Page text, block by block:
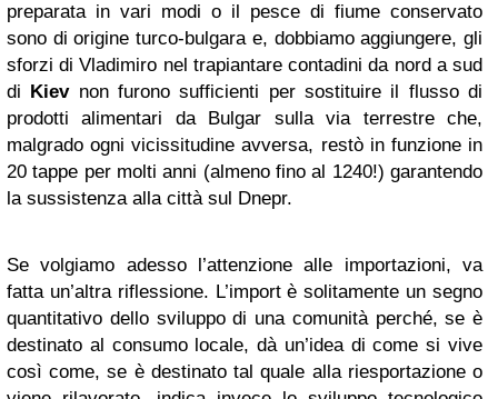
preparata in vari modi o il pesce di fiume conservato
sono di origine turco-bulgara e, dobbiamo aggiungere, gli
sforzi di Vladimiro nel trapiantare contadini da nord a sud
di Kievnon furono sufficienti per sostituire il flusso di
prodotti alimentari da Bulgar sulla via terrestre che,
malgrado ogni vicissitudine avversa, restò in funzione in
20 tappe per molti anni (almeno fino al 1240!) garantendo
la sussistenza alla città sul Dnepr.
Se volgiamo adesso l’attenzione alle importazioni, va
fatta un’altra riflessione. L’import è solitamente un segno
quantitativo dello sviluppo di una comunità perché, se è
destinato al consumo locale, dà un’idea di come si vive
così come, se è destinato tal quale alla riesportazione o